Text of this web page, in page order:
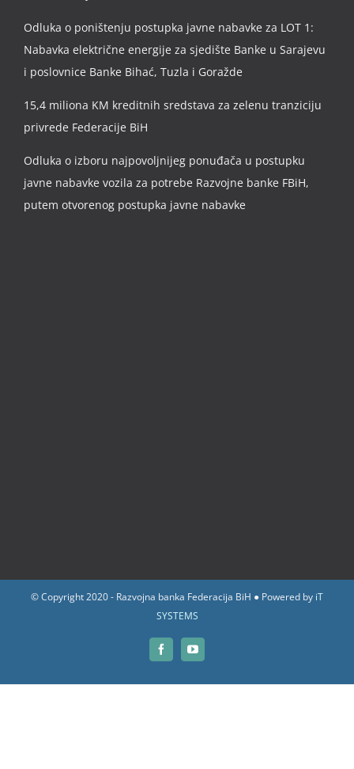
Odluka o poništenju postupka javne nabavke za LOT 1:
Nabavka električne energije za sjedište Banke u Sarajevu
i poslovnice Banke Bihać, Tuzla i Goražde
15,4 miliona KM kreditnih sredstava za zelenu tranziciju
privrede Federacije BiH
Odluka o izboru najpovoljnijeg ponuđača u postupku
javne nabavke vozila za potrebe Razvojne banke FBiH,
putem otvorenog postupka javne nabavke
© Copyright 2020 - Razvojna banka Federacija BiH ● Powered by iT
SYSTEMS
FacebookYouTube